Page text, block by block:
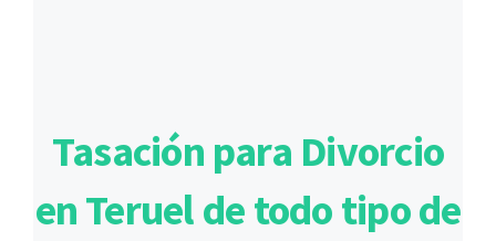
Tasación para Divorcio
en Teruel de todo tipo de